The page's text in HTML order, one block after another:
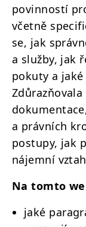
povinností
včetně
se, jak
a služby, jak
pokuty a
a právních
postupy, jak
nájemní
Na tomto
jaké